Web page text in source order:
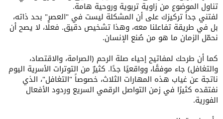
بعض الناس لجأ إلى أسلوب حياة "انعزالي" أو "رِجعي" ليحمي نفسه من
فوضى العصر، وهذا خيار مفهوم، لأن "العصر" لا يفرض شيئاً على أحد، بل
نحن من نختار كيف ندير أوقاتنا وننظم حياتنا. ولنا في بعض المجتمعات
مثل الأميش والمورمون مثال على جماعات اختارت نمط حياة يحترم
معتقداتها ويحافظ على توازنها الروحي والاجتماعي.
تناول الموضوع من زاوية تربوية وروحية هامة.
لفتني جداً تركيزك على أن المشكلة ليست في "العصر" بحد ذاته،
بل في طريقة تفاعلنا معه، وهذا تشخيص دقيق. فعلًا، لا يصح أن
نحمّل الزمان ما هو من صُنع الإنسان.
كما أن طرحك لمفاتيح إحياء صلة الرحم (الصرامة، والاقتصاد،
والتغافل) جاء موفقًا، وواقعيًا جدًا. كثيرٌ من التوترات الأسرية اليوم
ناتجة عن غياب هذه المهارات الثلاث، خصوصاً "التغافل"، الذي
نفتقده كثيرًا في زمن التواصل الرقمي السريع وردود الأفعال
الفورية.